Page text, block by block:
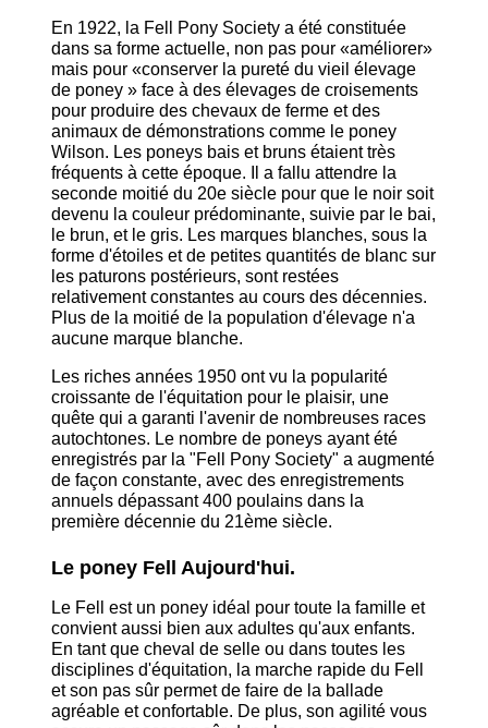
En 1922, la Fell Pony Society a été constituée
dans sa forme actuelle, non pas pour «améliorer»
mais pour «conserver la pureté du vieil élevage
de poney » face à des élevages de croisements
pour produire des chevaux de ferme et des
animaux de démonstrations comme le poney
Wilson. Les poneys bais et bruns étaient très
fréquents à cette époque. Il a fallu attendre la
seconde moitié du 20e siècle pour que le noir soit
devenu la couleur prédominante, suivie par le bai,
le brun, et le gris. Les marques blanches, sous la
forme d'étoiles et de petites quantités de blanc sur
les paturons postérieurs, sont restées
relativement constantes au cours des décennies.
Plus de la moitié de la population d'élevage n'a
aucune marque blanche.
Les riches années 1950 ont vu la popularité
croissante de l'équitation pour le plaisir, une
quête qui a garanti l'avenir de nombreuses races
autochtones. Le nombre de poneys ayant été
enregistrés par la "Fell Pony Society" a augmenté
de façon constante, avec des enregistrements
annuels dépassant 400 poulains dans la
première décennie du 21ème siècle.
Le poney Fell Aujourd'hui.
Le Fell est un poney idéal pour toute la famille et
convient aussi bien aux adultes qu'aux enfants.
En tant que cheval de selle ou dans toutes les
disciplines d'équitation, la marche rapide du Fell
et son pas sûr permet de faire de la ballade
agréable et confortable. De plus, son agilité vous